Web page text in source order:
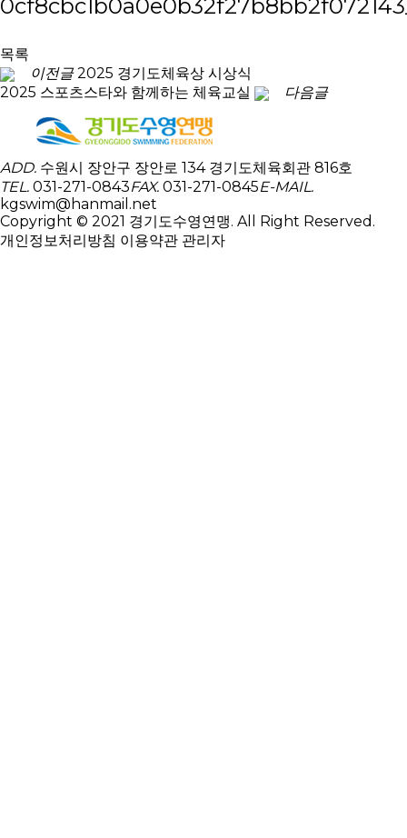
목록
이전글 2025 경기도체육상 시상식
2025 스포츠스타와 함께하는 체육교실
다음글
ADD. 수원시 장안구 장안로 134 경기도체육회관 816호
TEL. 031-271-0843FAX. 031-271-0845E-MAIL.
kgswim@hanmail.net
Copyright © 2021 경기도수영연맹. All Right Reserved.
개인정보처리방침 이용약관 관리자